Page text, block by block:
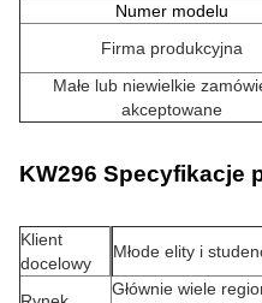
Numer modelu
Firma produkcyjna
Małe lub niewielkie
akceptowane
KW296 Specyfikacje
Klient
docelowy
Młode elity i
Głównie wiele